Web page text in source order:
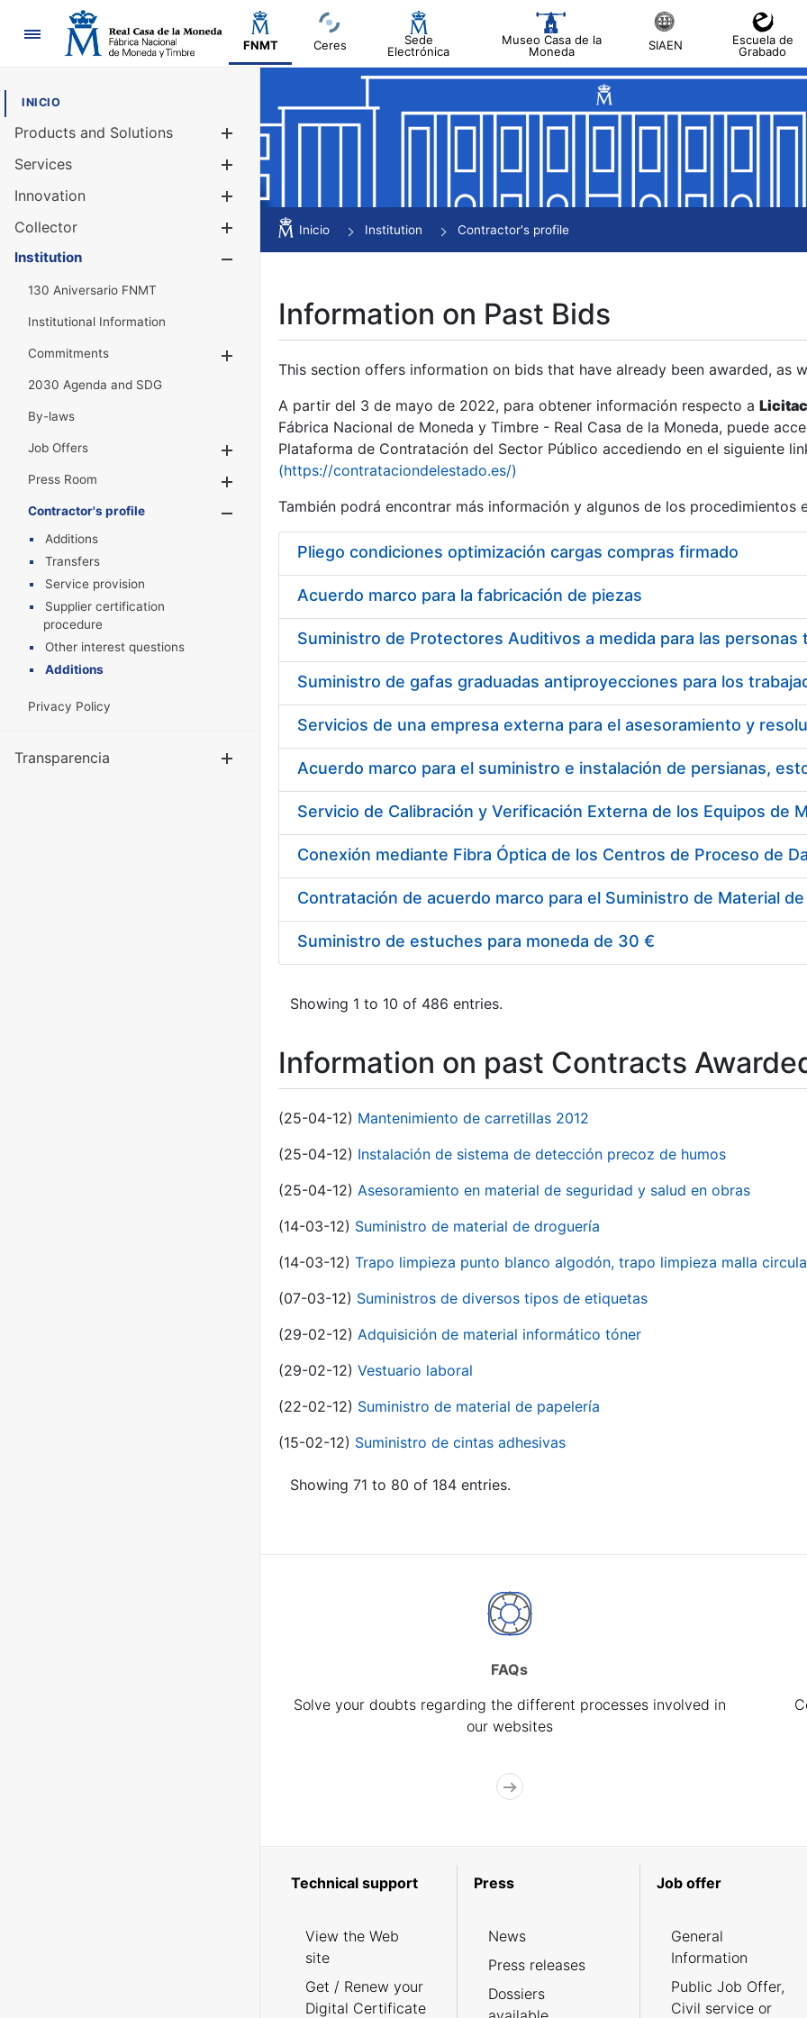
Navigation
FNMT Ceres
Sede
Electrónica
Museo Casa de la
Moneda
SIAEN
Escuela de
Grabado
INICIO
Products and Solutions
Services
Innovation
Collector
Show/Hide
Institution
130 Aniversario FNMT
Institutional Information
Commitments
2030 Agenda and SDG
By-laws
Job Offers
Show/Hide
Press Room
Show/Hide
Contractor's profile
Show/Hide
Additions
Transfers
Service provision
Supplier certification
procedure
Other interest questions
Additions
Privacy Policy
Transparencia Show/Hide
Inicio Institution Contractor's profile
Information on Past Bids
This section offers information on bids that have already been awarded, as
A partir del 3 de mayo de 2022, para obtener información respecto a
Fábrica Nacional de Moneda y Timbre - Real Casa de la Moneda, puede
Plataforma de Contratación del Sector Público accediendo en el siguiente
(https://contrataciondelestado.es/)
También podrá encontrar más información y algunos de los procedimientos
Pliego condiciones optimización cargas compras firmado
Acuerdo marco para la fabricación de piezas
Acuerdo marco para el suministro e instalación de persianas,
Suministro de estuches para moneda de 30 €
Showing 1 to 10 of 486 entries.
Information on past Contracts
(25-04-12) Mantenimiento de carretillas 2012
(25-04-12) Instalación de sistema de detección precoz de humos
(25-04-12) Asesoramiento en material de seguridad y salud en obras
(14-03-12) Suministro de material de droguería
(14-03-12) Trapo limpieza punto blanco algodón, trapo limpieza malla
(07-03-12) Suministros de diversos tipos de etiquetas
(29-02-12) Adquisición de material informático tóner
(29-02-12) Vestuario laboral
(22-02-12) Suministro de material de papelería
(15-02-12) Suministro de cintas adhesivas
Showing 71 to 80 of 184 entries.
FAQs
Solve your doubts regarding the different processes involved in
our websites
Technical support
View the Web
site
Get / Renew your
Digital Certificate
Press
News
Press releases
Dossiers
Job offer
General
Information
Public Job Offer,
Civil service or